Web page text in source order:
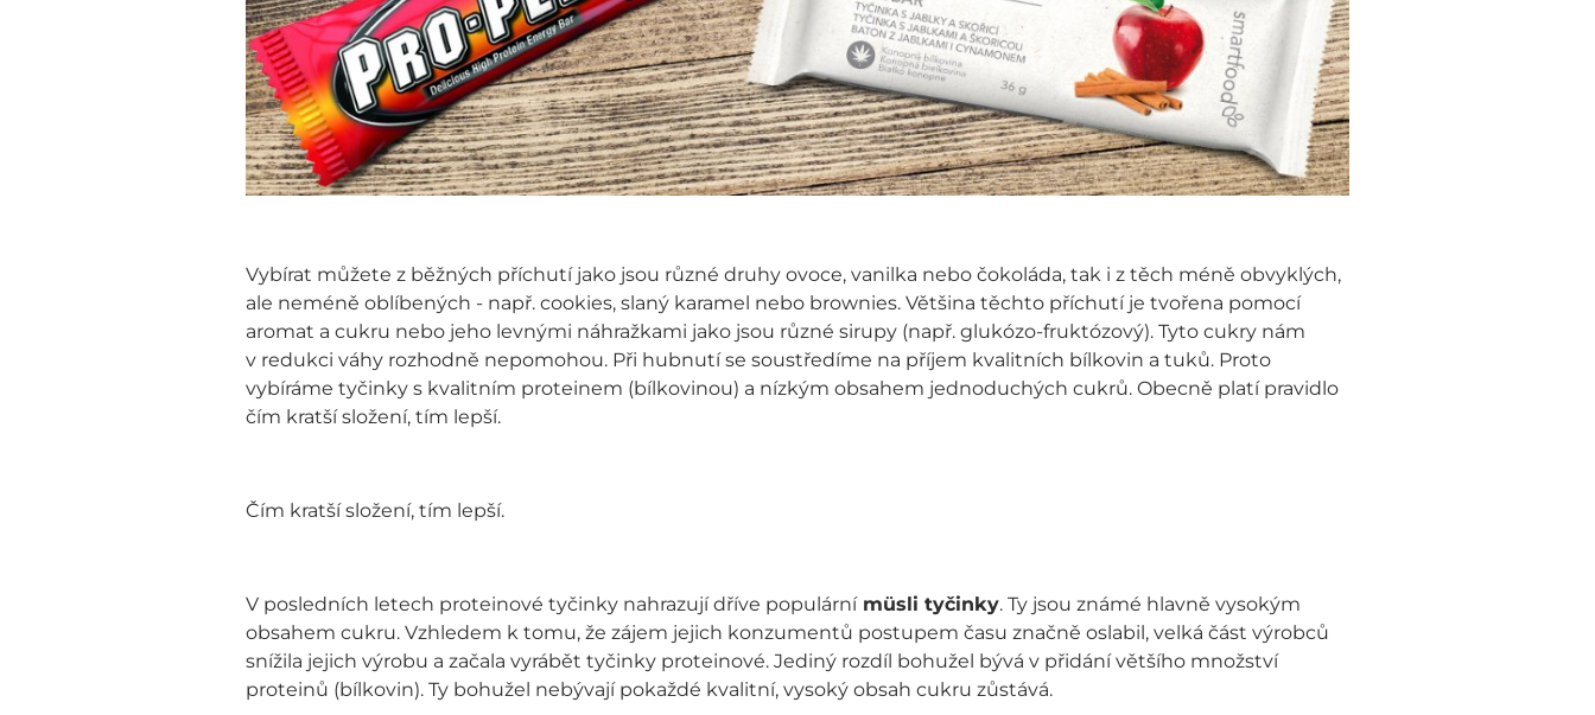
Vybírat můžete z běžných příchutí jako jsou různé druhy ovoce, vanilka nebo čokoláda, tak i z těch méně obvyklých,
ale neméně oblíbených - např. cookies, slaný karamel nebo brownies. Většina těchto příchutí je tvořena pomocí
aromat a cukru nebo jeho levnými náhražkami jako jsou různé sirupy (např. glukózo-fruktózový). Tyto cukry nám
v redukci váhy rozhodně nepomohou. Při hubnutí se soustředíme na příjem kvalitních bílkovin a tuků. Proto
vybíráme tyčinky s kvalitním proteinem (bílkovinou) a nízkým obsahem jednoduchých cukrů. Obecně platí pravidlo
čím kratší složení, tím lepší.
Čím kratší složení, tím lepší.
V posledních letech proteinové tyčinky nahrazují dříve populárnímüsli tyčinky. Ty jsou známé hlavně vysokým
obsahem cukru. Vzhledem k tomu, že zájem jejich konzumentů postupem času značně oslabil, velká část výrobců
snížila jejich výrobu a začala vyrábět tyčinky proteinové. Jediný rozdíl bohužel bývá v přidání většího množství
proteinů (bílkovin). Ty bohužel nebývají pokaždé kvalitní, vysoký obsah cukru zůstává.